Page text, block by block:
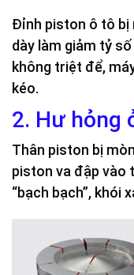
Đỉnh piston ô tô bị
dày làm giảm tỷ
không triệt để,
kéo.
2. Hư hỏng
Thân piston bị
piston va đập vào
“bạch bạch”, khói